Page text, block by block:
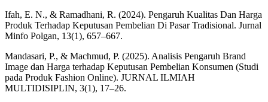
Ifah, E. N., & Ramadhani, R. (2024). Pengaruh Kualitas Dan Harga
Produk Terhadap Keputusan Pembelian Di Pasar Tradisional. Jurnal
Minfo Polgan, 13(1), 657–667.
Mandasari, P., & Machmud, P. (2025). Analisis Pengaruh Brand
Image dan Harga terhadap Keputusan Pembelian Konsumen (Studi
pada Produk Fashion Online). JURNAL ILMIAH
MULTIDISIPLIN, 3(1), 17–26.